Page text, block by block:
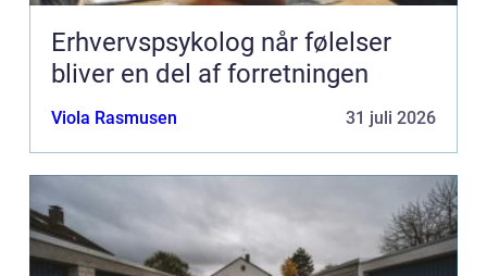
Erhvervspsykolog når følelser
bliver en del af forretningen
Viola Rasmusen 31 juli 2026